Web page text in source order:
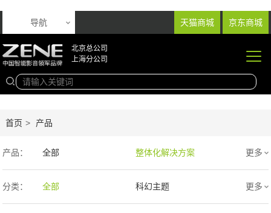
天猫商城 京东商城
导航
北京总公司
上海分公司
首页 > 产品
产品： 全部 整体化解决方案
音响产品 投影产品
更多
分类： 全部 科幻主题 更多